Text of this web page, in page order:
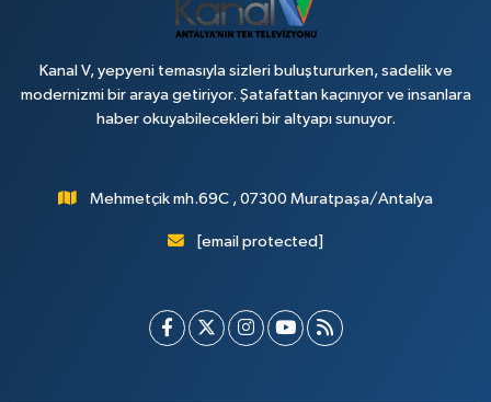
Kanal V, yepyeni temasıyla sizleri buluştururken, sadelik ve
modernizmi bir araya getiriyor. Şatafattan kaçınıyor ve insanlara
haber okuyabilecekleri bir altyapı sunuyor.
Mehmetçik mh.69C , 07300 Muratpaşa/Antalya
[email protected]